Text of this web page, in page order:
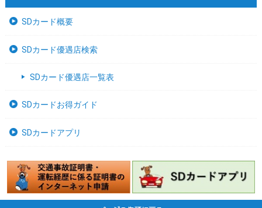
SDカード概要
SDカード優遇店検索
SDカード優遇店一覧表
SDカードお得ガイド
SDカードアプリ